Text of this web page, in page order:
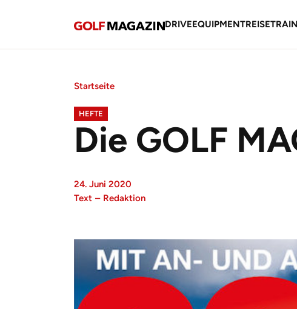
DRIVEEQUIPMENTREISE
Startseite
HEFTE
Die GOLF
24. Juni 2020
Text – Redaktion